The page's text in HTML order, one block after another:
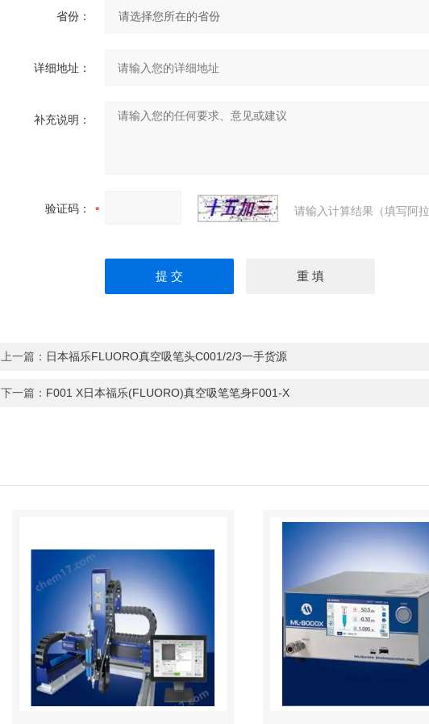
省份：
详细地址：
补充说明：
验证码： 请输入计算结果（填写阿
上一篇： 日本福乐FLUORO真空吸笔头C001/2/3一手货源
下一篇： F001 X日本福乐(FLUORO)真空吸笔笔身F001-X